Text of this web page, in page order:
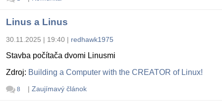
Linus a Linus
30.11.2025 | 19:40 | redhawk1975
Stavba počítača dvomi Linusmi
Zdroj: Building a Computer with the CREATOR of Linux!
8 | Zaujímavý článok